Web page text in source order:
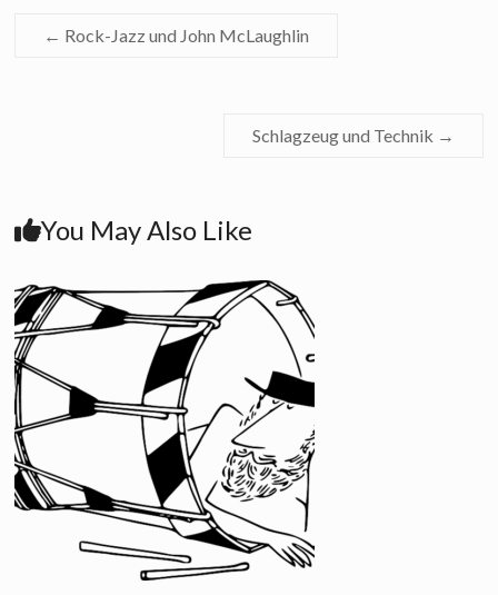
← Rock-Jazz und John McLaughlin
Schlagzeug und Technik →
You May Also Like